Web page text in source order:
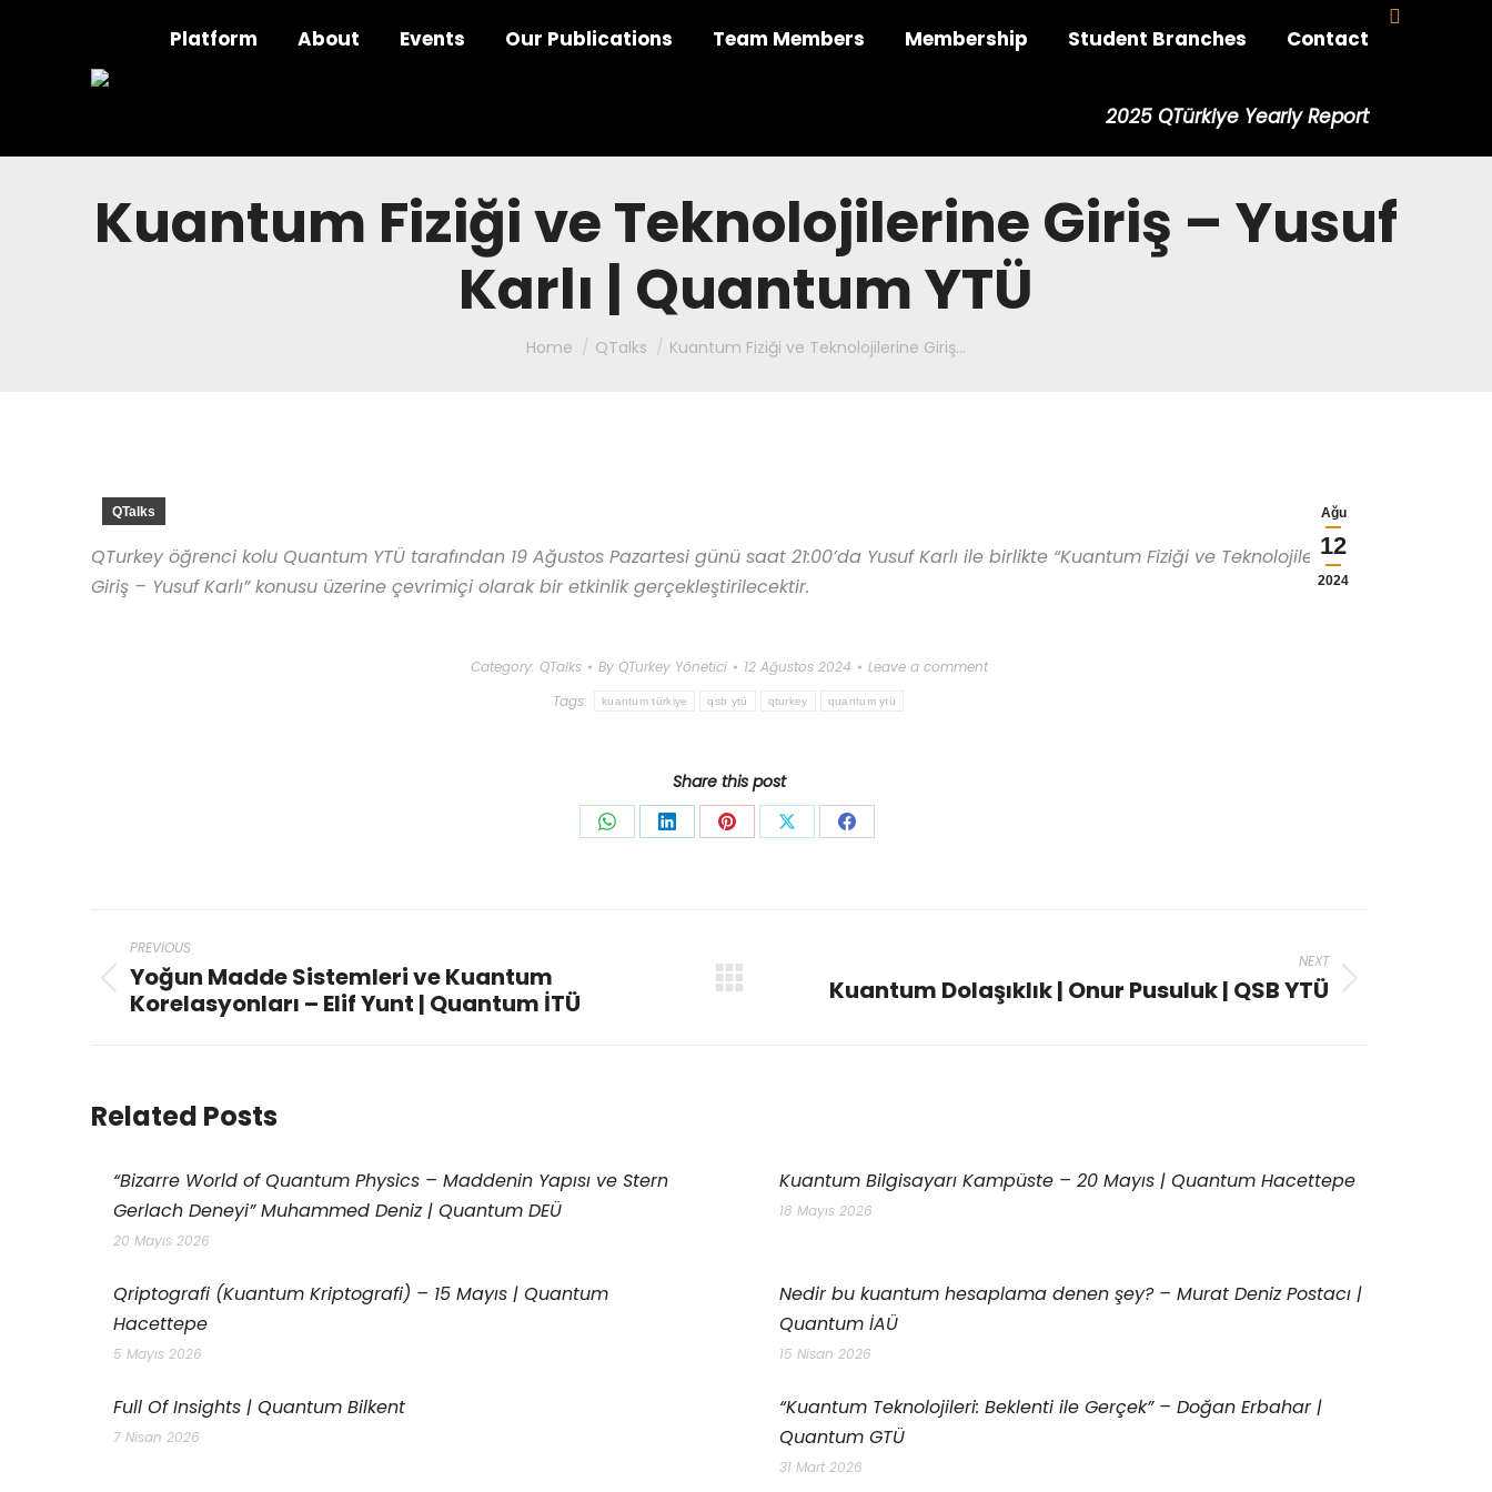
Platform About Events Our Publications Team Members Membership Student Branches Contact
2025 QTürkiye Yearly Report
Kuantum Fiziği ve Teknolojilerine Giriş – Yusuf
Karlı | Quantum YTÜ
You are here:
Home QTalks Kuantum Fiziği ve Teknolojilerine Giriş…
Ağu
12
2024
QTalks
QTurkey öğrenci kolu Quantum YTÜ tarafından 19 Ağustos Pazartesi günü saat 21:00’da Yusuf Karlı ile birlikte “Kuantum Fiziği ve Teknolojilerine
Giriş – Yusuf Karlı” konusu üzerine çevrimiçi olarak bir etkinlik gerçekleştirilecektir.
Category: QTalks By QTurkey Yönetici 12 Ağustos 2024
Leave a comment
Tags:
kuantum türkiye qsb ytü qturkey quantum ytü
Share this post
PREVIOUS
Yoğun Madde Sistemleri ve Kuantum
Korelasyonları – Elif Yunt | Quantum İTÜ
NEXT
Kuantum Dolaşıklık | Onur Pusuluk | QSB YTÜ
Related Posts
“Bizarre World of Quantum Physics – Maddenin Yapısı ve Stern
Gerlach Deneyi” Muhammed Deniz | Quantum DEÜ
20 Mayıs 2026
Kuantum Bilgisayarı Kampüste – 20 Mayıs | Quantum Hacettepe
18 Mayıs 2026
Qriptografi (Kuantum Kriptografi) – 15 Mayıs | Quantum
Hacettepe
5 Mayıs 2026
Nedir bu kuantum hesaplama denen şey? – Murat Deniz Postacı |
Quantum İAÜ
15 Nisan 2026
Full Of Insights | Quantum Bilkent
7 Nisan 2026
“Kuantum Teknolojileri: Beklenti ile Gerçek” – Doğan Erbahar |
Quantum GTÜ
31 Mart 2026